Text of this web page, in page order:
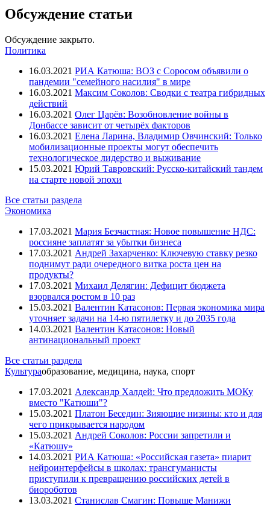
Обсуждение статьи
Обсуждение закрыто.
Политика
16.03.2021 РИА Катюша: ВОЗ с Соросом объявили о
пандемии "семейного насилия" в мире
16.03.2021 Максим Соколов: Сводки с театра гибридных
действий
16.03.2021 Олег Царёв: Возобновление войны в
Донбассе зависит от четырёх факторов
16.03.2021 Елена Ларина, Владимир Овчинский: Только
мобилизационные проекты могут обеспечить
технологическое лидерство и выживание
15.03.2021 Юрий Тавровский: Русско-китайский тандем
на старте новой эпохи
Все статьи раздела
Экономика
17.03.2021 Мария Безчастная: Новое повышение НДС:
россияне заплатят за убытки бизнеса
17.03.2021 Андрей Захарченко: Ключевую ставку резко
поднимут ради очередного витка роста цен на
продукты?
17.03.2021 Михаил Делягин: Дефицит бюджета
взорвался ростом в 10 раз
15.03.2021 Валентин Катасонов: Первая экономика мира
уточняет задачи на 14-ю пятилетку и до 2035 года
14.03.2021 Валентин Катасонов: Новый
антинациональный проект
Все статьи раздела
Культураобразование, медицина, наука, спорт
17.03.2021 Александр Халдей: Что предложить МОКу
вместо "Катюши"?
15.03.2021 Платон Беседин: Зияющие низины: кто и для
чего прикрывается народом
15.03.2021 Андрей Соколов: России запретили и
«Катюшу»
14.03.2021 РИА Катюша: «Российская газета» пиарит
нейроинтерфейсы в школах: трансгуманисты
приступили к превращению российских детей в
биороботов
13.03.2021 Станислав Смагин: Повыше Манижи